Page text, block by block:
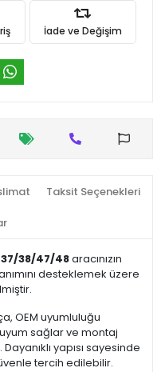
İade ve Değişim
Taksit Seçenekleri
37/38/47/48aracınızın
desteklemek üzere
OEM uyumluluğu
sağlar ve montaj
yapısı sayesinde
tercih edilebilir.